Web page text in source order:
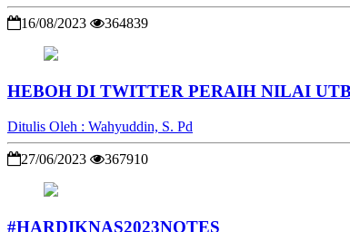
16/08/2023 364839
HEBOH DI TWITTER PERAIH NILAI
Ditulis Oleh : Wahyuddin, S. Pd
27/06/2023 367910
#HARDIKNAS2023NOTES